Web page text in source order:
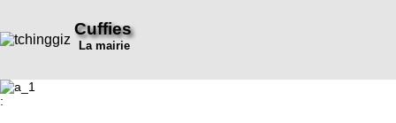
Cuffies
La mairie
: